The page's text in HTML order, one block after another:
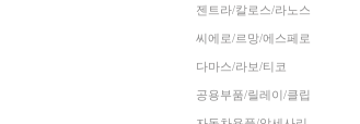
젠트라/칼로스/라노스
씨에로/르망/에스페로
다마스/라보/티코
공용부품/릴레이/클립